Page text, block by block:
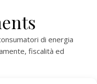
di energia
fiscalità ed